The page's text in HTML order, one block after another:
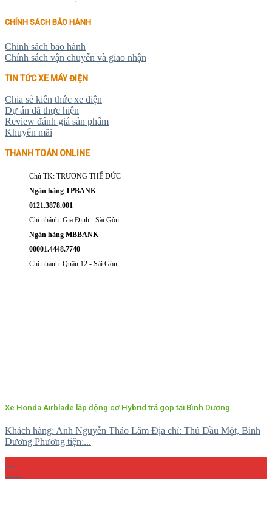
CHÍNH SÁCH BẢO HÀNH
Chính sách bảo hành
Chính sách vận chuyển và giao nhận
TIN TỨC XE MÁY ĐIỆN
Chia sẻ kiến thức xe điện
Dự án đã thực hiện
Review đánh giá sản phẩm
Khuyến mãi
THANH TOÁN ONLINE
Chủ TK: TRƯƠNG THẾ ĐỨC
Ngân hàng TPBANK
0121.3878.001
Chi nhánh: Gia Định - Sài Gòn
Ngân hàng MBBANK
00001.4448.7740
Chi nhánh: Quận 12 - Sài Gòn
Xe Honda Airblade lắp động cơ Hybrid trả gop tại Bình Dương
Khách hàng: Anh Nguyễn Thảo Lâm Địa chỉ: Thủ Dầu Một, Bình
Dương Phương tiện:...